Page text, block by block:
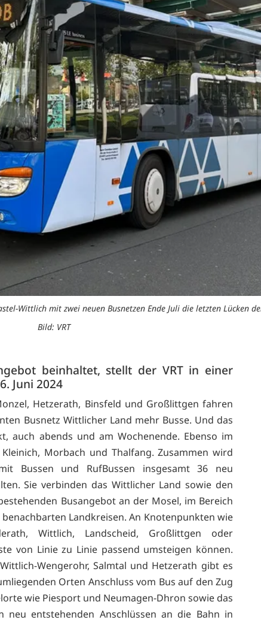
Wittlich mit zwei neuen Busnetzen Ende Juli die letzten Lücken
Bild: VRT
beinhaltet, stellt der VRT in einer
Juni 2024
Hetzerath, Binsfeld und Großlittgen fahren
Busnetz Wittlicher Land mehr Busse. Und das
auch abends und am Wochenende. Ebenso im
Morbach und Thalfang. Zusammen wird
Bussen und RufBussen insgesamt 36 neu
Sie verbinden das Wittlicher Land sowie den
Busangebot an der Mosel, im Bereich
Landkreisen. An Knotenpunkten wie
Wittlich, Landscheid, Großlittgen oder
von Linie zu Linie passend umsteigen können.
Wengerohr, Salmtal und Hetzerath gibt es
Orten Anschluss vom Bus auf den Zug
wie Piesport und Neumagen-Dhron sowie das
neu entstehenden Anschlüssen an die Bahn in